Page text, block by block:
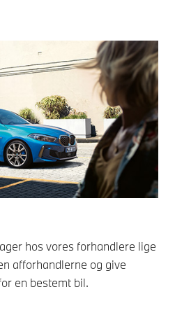
hos vores forhandlere lige
afforhandlerne og give
en bestemt bil.